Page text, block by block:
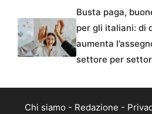
Busta paga,
per gli italiani: di
aumenta
settore per
Chi siamo - Redazione -